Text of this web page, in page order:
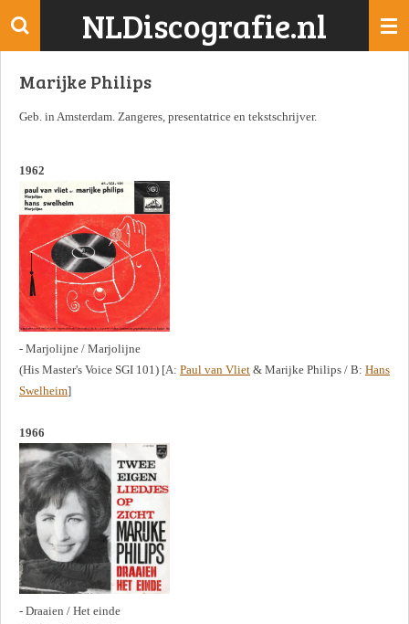
Ga
de
NLDiscografie.nl
Marijke Philips
Geb. in Amsterdam. Zangeres, presentatrice en tekstschrijver.
1962
- Marjolijne / Marjolijne
(His Master's Voice SGI 101) [A: Paul van Vliet & Marijke Philips / B: Hans
Swelheim]
1966
- Draaien / Het einde